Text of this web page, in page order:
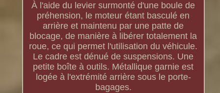
À l'aide du levier surmonté d'une boule de
préhension, le moteur étant basculé en
arrière et maintenu par une patte de
blocage, de manière à libérer totalement la
roue, ce qui permet l'utilisation du véhicule.
Le cadre est dénué de suspensions. Une
petite boîte à outils. Métallique garnie est
logée à l'extrémité arrière sous le porte-
bagages.